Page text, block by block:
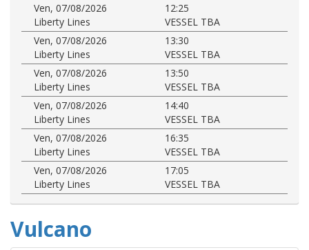
Ven, 07/08/2026
12:25
Liberty Lines
VESSEL TBA
Ven, 07/08/2026
13:30
Liberty Lines
VESSEL TBA
Ven, 07/08/2026
13:50
Liberty Lines
VESSEL TBA
Ven, 07/08/2026
14:40
Liberty Lines
VESSEL TBA
Ven, 07/08/2026
16:35
Liberty Lines
VESSEL TBA
Ven, 07/08/2026
17:05
Liberty Lines
VESSEL TBA
Vulcano